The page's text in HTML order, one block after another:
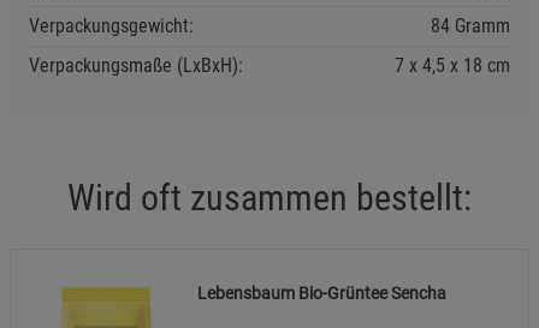
Verpackungsgewicht:
84 Gramm
Verpackungsmaße (LxBxH):
7 4,5 18 cm
Wird oft zusammen bestellt:
Lebensbaum Bio-Grüntee Sencha